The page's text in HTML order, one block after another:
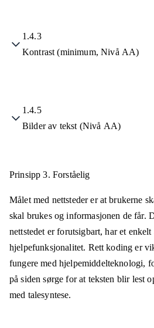
1.4.3
Kontrast (minimum, Nivå AA)
1.4.5
Bilder av tekst (Nivå AA)
Prinsipp 3. Forståelig
Målet med nettsteder er at brukerne
skal brukes og informasjonen de får.
nettstedet er forutsigbart, har et
hjelpefunksjonalitet. Rett koding er
fungere med hjelpemiddelteknologi,
på siden sørge for at teksten blir lest
med talesyntese.